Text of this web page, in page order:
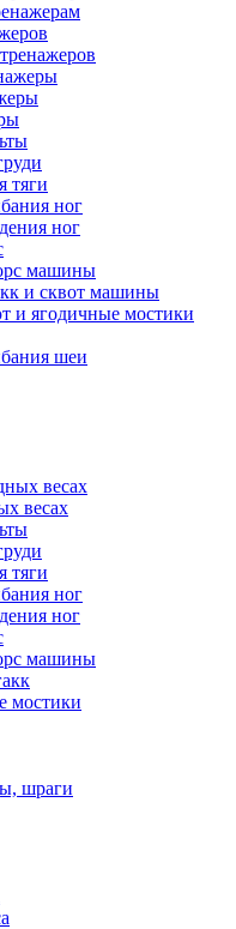
тяги
ног
ног
машины
и сквот машины
и ягодичные мостики
шеи
весах
тяги
ног
ног
машины
мостики
шраги